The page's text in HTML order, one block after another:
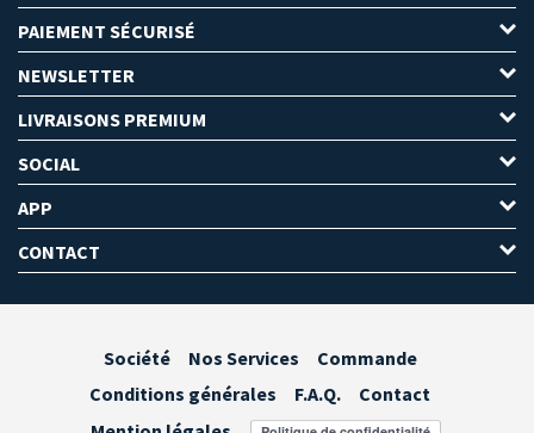
PAIEMENT SÉCURISÉ
NEWSLETTER
LIVRAISONS PREMIUM
SOCIAL
APP
CONTACT
Société Nos Services
Commande
Conditions générales
F.A.Q.
Contact